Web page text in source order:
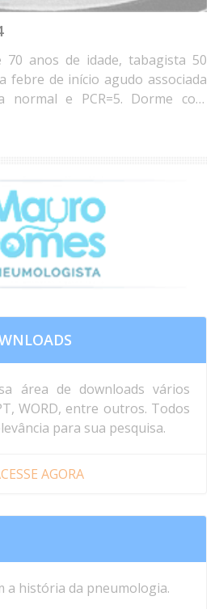
70 anos de idade, tabagista 50
febre de início agudo associada
normal e PCR=5. Dorme com
nos últimos 8 anos. Qual o
comentários abaixo. * Female
years/pack, with acute onset of
cough. Normal blood count and
on a goose feather pillow for 20
house with mold for the ...
área de downloads vários
WORD, entre outros. Todos
para sua pesquisa.
AGORA
a história da pneumologia.